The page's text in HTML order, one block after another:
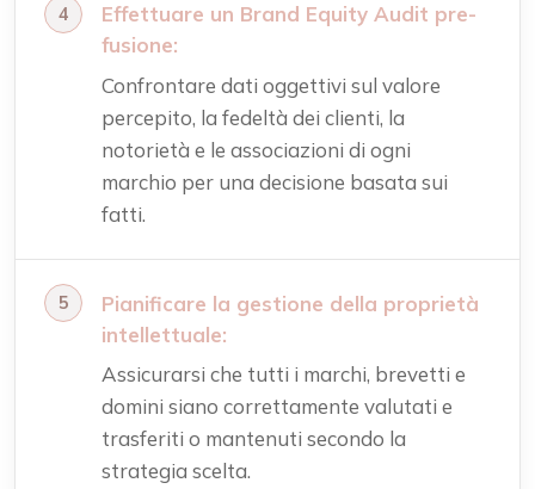
Effettuare un Brand Equity Audit pre-
fusione:
Confrontare dati oggettivi sul valore
percepito, la fedeltà dei clienti, la
notorietà e le associazioni di ogni
marchio per una decisione basata sui
fatti.
Pianificare la gestione della proprietà
intellettuale:
Assicurarsi che tutti i marchi, brevetti e
domini siano correttamente valutati e
trasferiti o mantenuti secondo la
strategia scelta.